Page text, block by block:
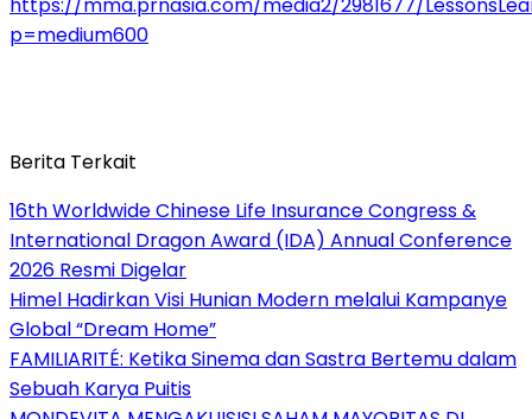
p=medium600
Berita Terkait
16th Worldwide Chinese Life Insurance Congress &
International Dragon Award (IDA) Annual Conference
2026 Resmi Digelar
Himel Hadirkan Visi Hunian Modern melalui Kampanye
Global “Dream Home”
FAMILIARITÉ: Ketika Sinema dan Sastra Bertemu dalam
Sebuah Karya Puitis